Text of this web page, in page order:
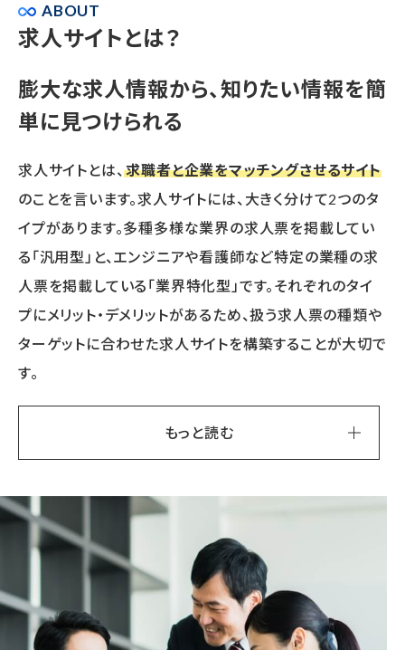
ABOUT
求人サイトとは？
膨大な求人情報から、知りたい情報を簡
単に見つけられる
求人サイトとは、求職者と企業をマッチングさせるサイト
のことを言います。求人サイトには、大きく分けて2つのタ
イプがあります。多種多様な業界の求人票を掲載してい
る「汎用型」と、エンジニアや看護師など特定の業種の求
人票を掲載している「業界特化型」です。それぞれのタイ
プにメリット・デメリットがあるため、扱う求人票の種類や
ターゲットに合わせた求人サイトを構築することが大切で
す。
もっと読む